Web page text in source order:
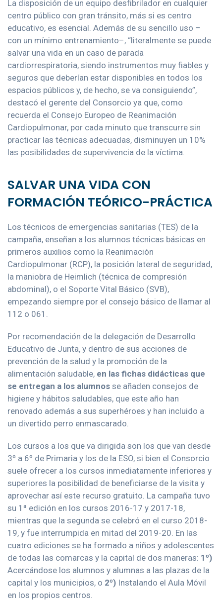
La disposición de un equipo desfibrilador en cualquier
centro público con gran tránsito, más si es centro
educativo, es esencial. Además de su sencillo uso –
con un mínimo entrenamiento–, “literalmente se puede
salvar una vida en un caso de parada
cardiorrespiratoria, siendo instrumentos muy fiables y
seguros que deberían estar disponibles en todos los
espacios públicos y, de hecho, se va consiguiendo”,
destacó el gerente del Consorcio ya que, como
recuerda el Consejo Europeo de Reanimación
Cardiopulmonar, por cada minuto que transcurre sin
practicar las técnicas adecuadas, disminuyen un 10%
las posibilidades de supervivencia de la víctima.
SALVAR UNA VIDA CON
FORMACIÓN TEÓRICO-PRÁCTICA
Los técnicos de emergencias sanitarias (TES) de la
campaña, enseñan a los alumnos técnicas básicas en
primeros auxilios como la Reanimación
Cardiopulmonar (RCP), la posición lateral de seguridad,
la maniobra de Heimlich (técnica de compresión
abdominal), o el Soporte Vital Básico (SVB),
empezando siempre por el consejo básico de llamar al
112 o 061.
Por recomendación de la delegación de Desarrollo
Educativo de Junta, y dentro de sus acciones de
prevención de la salud y la promoción de la
alimentación saludable, en las fichas didácticas que
se entregan a los alumnos se añaden consejos de
higiene y hábitos saludables, que este año han
renovado además a sus superhéroes y han incluido a
un divertido perro enmascarado.
Los cursos a los que va dirigida son los que van desde
3º a 6º de Primaria y los de la ESO, si bien el Consorcio
suele ofrecer a los cursos inmediatamente inferiores y
superiores la posibilidad de beneficiarse de la visita y
aprovechar así este recurso gratuito. La campaña tuvo
su 1ª edición en los cursos 2016-17 y 2017-18,
mientras que la segunda se celebró en el curso 2018-
19, y fue interrumpida en mitad del 2019-20. En las
cuatro ediciones se ha formado a niños y adolescentes
de todas las comarcas y la capital de dos maneras: 1º)
Acercándose los alumnos y alumnas a las plazas de la
capital y los municipios, o 2º) Instalando el Aula Móvil
en los propios centros.